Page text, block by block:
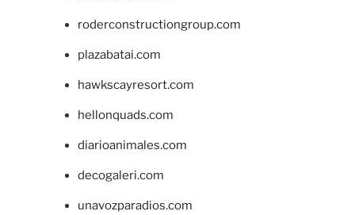
roderconstructiongroup.com
plazabatai.com
hawkscayresort.com
hellonquads.com
diarioanimales.com
decogaleri.com
unavozparadios.com